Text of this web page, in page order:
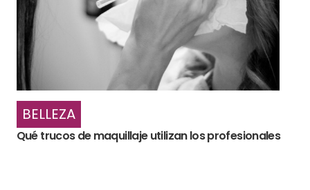
BELLEZA
Qué trucos de maquillaje utilizan los profesionales